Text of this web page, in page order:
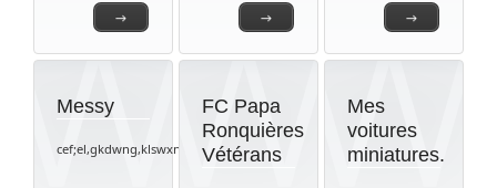
→
→
→
Messy
cef;el,gkdwng,klswxngbijwdxfnbhiokxf
FC Papa
Ronquières
Vétérans
Mes
voitures
miniatures.